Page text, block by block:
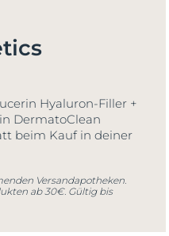
Hyaluron-Filler +
DermatoClean
beim Kauf in deiner
Versandapotheken.
ab 30€. Gültig bis